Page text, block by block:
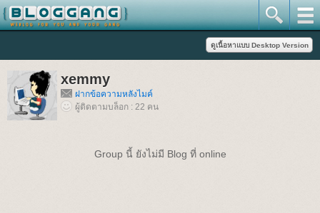
xemmy
ฝากข้อความหลังไมค์
ผู้ติดตามบล็อก : 22 คน
Group นี้ ยังไม่มี Blog ที่ online